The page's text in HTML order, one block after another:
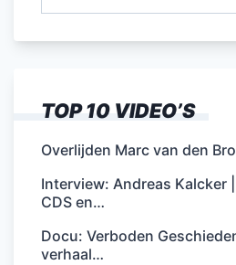
TOP 10 VIDEO’S
Overlijden Marc van den
Interview: Andreas Kalcker
CDS en…
Docu: Verboden
verhaal…